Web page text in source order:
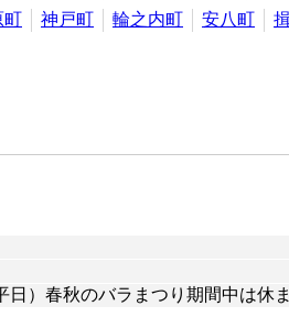
町 神戸町 輪之内町 安八町
）春秋のバラまつり期間中は休